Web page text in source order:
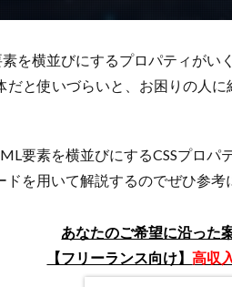
を横並びにするプロパティがい
だと使いづらいと、お困りの人
要素を横並びにするCSSプロパ
を用いて解説するのでぜひ参考
あなたのご希望に沿った
【フリーランス向け】高収